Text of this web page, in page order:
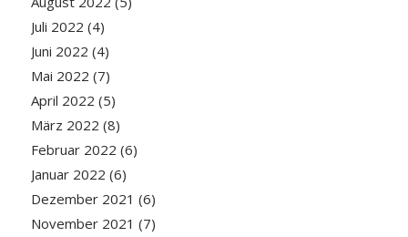
Juli 2022 (4)
Juni 2022 (4)
Mai 2022 (7)
April 2022 (5)
März 2022 (8)
Februar 2022 (6)
Januar 2022 (6)
Dezember 2021 (6)
November 2021 (7)